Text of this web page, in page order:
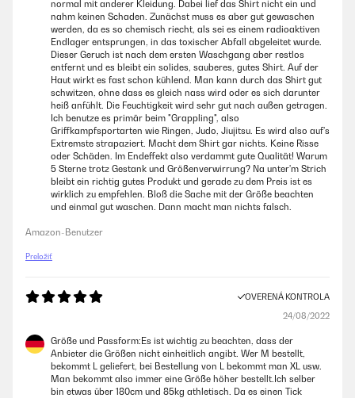
normal mit anderer Kleidung. Dabei lief das Shirt nicht ein und
nahm keinen Schaden. Zunächst muss es aber gut gewaschen
werden, da es so chemisch riecht, als sei es einem radioaktiven
Endlager entsprungen, in das toxischer Abfall abgeleitet wurde.
Dieser Geruch ist nach dem ersten Waschgang aber restlos
entfernt und es bleibt ein solides, sauberes, gutes Shirt. Auf der
Haut wirkt es fast schon kühlend. Man kann durch das Shirt gut
schwitzen, ohne dass es gleich nass wird oder es sich darunter
heiß anfühlt. Die Feuchtigkeit wird sehr gut nach außen getragen.
Ich benutze es primär beim "Grappling", also
Griffkampfsportarten wie Ringen, Judo, Jiujitsu. Es wird also auf's
Extremste strapaziert. Macht dem Shirt gar nichts. Keine Risse
oder Schäden. Im Endeffekt also verdammt gute Qualität! Warum
5 Sterne trotz Gestank und Größenverwirrung? Na unter'm Strich
bleibt ein richtig gutes Produkt und gerade zu dem Preis ist es
wirklich zu empfehlen. Bloß die Sache mit der Größe beachten
und einmal gut waschen. Dann macht man nichts falsch.
Amazon-Benutzer
Preložiť
OVERENÁ KONTROLA
24/08/2022
Größe und Passform:Es ist wichtig zu beachten, dass der
Anbieter die Größen nicht einheitlich angibt. Wer M bestellt,
bekommt L geliefert, bei Bestellung von L bekommt man XL usw.
Man bekommt also immer eine Größe höher bestellt.Ich selber
bin etwas über 180cm und 85kg athletisch. Da es einen Tick